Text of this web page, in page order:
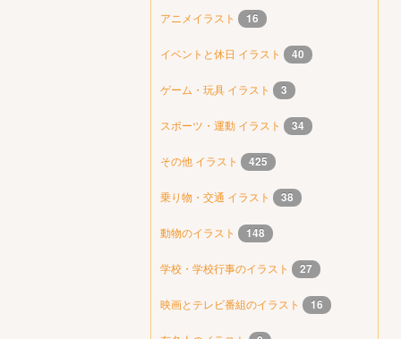
アニメイラスト 16
イベントと休日 イラスト 40
ゲーム・玩具 イラスト 3
スポーツ・運動 イラスト 34
その他 イラスト 425
乗り物・交通 イラスト 38
動物のイラスト 148
学校・学校行事のイラスト 27
映画とテレビ番組のイラスト 16